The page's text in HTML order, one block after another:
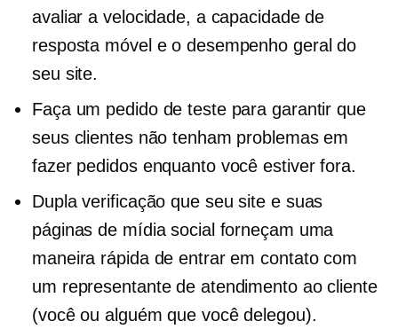
avaliar a velocidade, a capacidade de
resposta móvel e o desempenho geral do
seu site.
Faça um pedido de teste para garantir que
seus clientes não tenham problemas em
fazer pedidos enquanto você estiver fora.
Dupla verificação que seu site e suas
páginas de mídia social forneçam uma
maneira rápida de entrar em contato com
um representante de atendimento ao cliente
(você ou alguém que você delegou).